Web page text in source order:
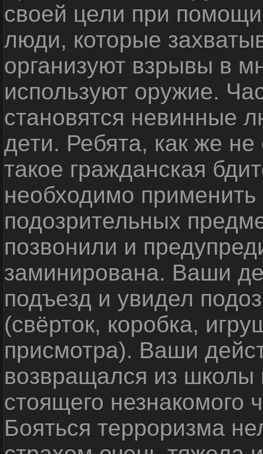
своей цели при
люди, которые
организуют взрывы в
используют оружие.
становятся невинные
дети. Ребята, как же не
такое гражданская
необходимо
подозрительных
позвонили и
заминирована. Ваши
подъезд и увидел
(свёрток, коробка,
присмотра). Ваши
возвращался из школы
стоящего незнакомого
Бояться терроризма